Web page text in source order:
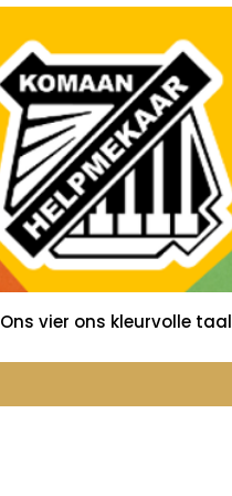
Ons vier ons kleurvolle taal